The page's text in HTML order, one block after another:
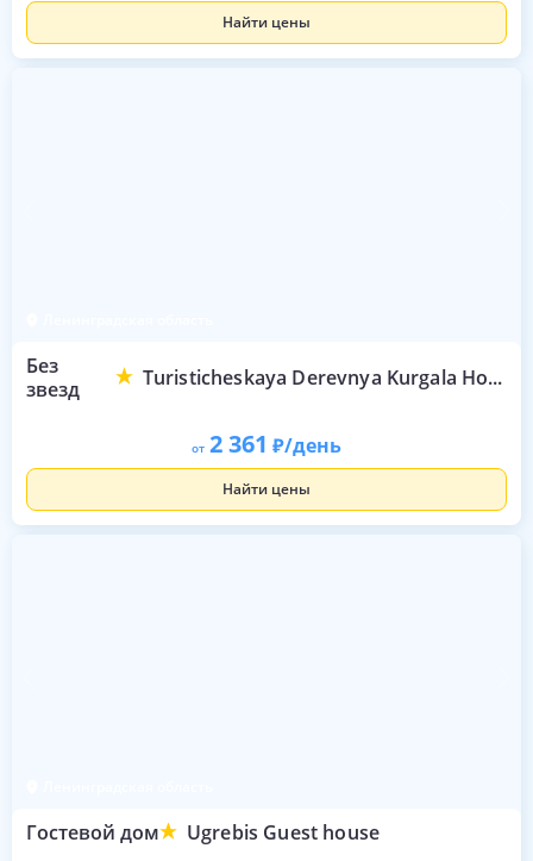
Найти цены
Без
звезд
Turisticheskaya Derevnya Kurgala Hotel
от 2 361 /день
Найти цены
Гостевой дом Ugrebis Guest house